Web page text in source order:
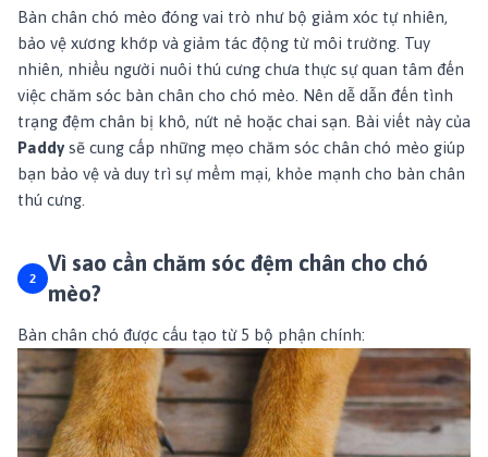
Bàn chân chó mèo đóng vai trò như bộ giảm xóc tự nhiên,
bảo vệ xương khớp và giảm tác động từ môi trường. Tuy
nhiên, nhiều người nuôi thú cưng chưa thực sự quan tâm đến
việc chăm sóc bàn chân cho chó mèo. Nên dễ dẫn đến tình
trạng đệm chân bị khô, nứt nẻ hoặc chai sạn. Bài viết này của
Paddy sẽ cung cấp những mẹo chăm sóc chân chó mèo giúp
bạn bảo vệ và duy trì sự mềm mại, khỏe mạnh cho bàn chân
thú cưng.
Vì sao cần chăm sóc đệm chân cho chó
mèo?
Bàn chân chó được cấu tạo từ 5 bộ phận chính: